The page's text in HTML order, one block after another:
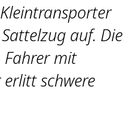
auf. Die
Fahrer mit
schwere